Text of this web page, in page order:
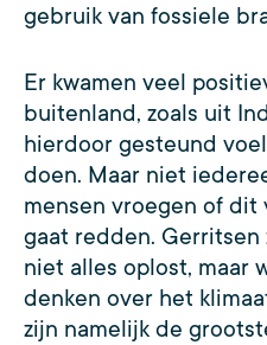
gebruik van fossiele
Er kwamen veel
buitenland, zoals uit
hierdoor gesteund
doen. Maar niet
mensen vroegen of
gaat redden.
niet alles oplost, maar
denken over het
zijn namelijk de